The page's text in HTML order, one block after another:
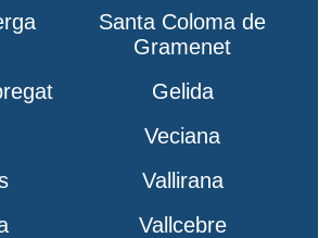
Santa Coloma de
Gramenet
Gelida
Veciana
Vallirana
Vallcebre